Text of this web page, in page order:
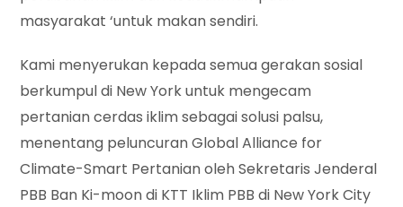
masyarakat ‘untuk makan sendiri.
Kami menyerukan kepada semua gerakan sosial
berkumpul di New York untuk mengecam
pertanian cerdas iklim sebagai solusi palsu,
menentang peluncuran Global Alliance for
Climate-Smart Pertanian oleh Sekretaris Jenderal
PBB Ban Ki-moon di KTT Iklim PBB di New York City